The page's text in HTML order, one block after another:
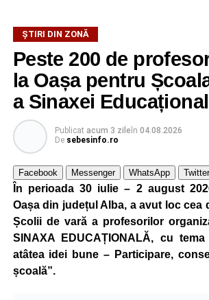
ȘTIRI DIN ZONĂ
Peste 200 de
la Oașa pentru
a Sinaxei
Publicat acum 3 zileîn 04.08.2026
De sebesinfo.ro
Facebook Messenger WhatsApp
În perioada 30 iulie – 2 august
Oașa din județul Alba, a avut loc cea
Școlii de vară a profesorilor
SINAXA EDUCAȚIONALĂ, cu
atâtea idei bune – Participare,
școală”.